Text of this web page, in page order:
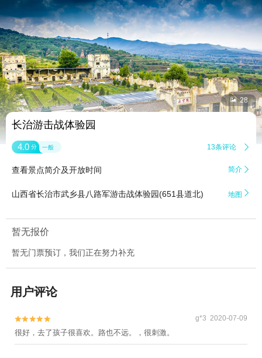
 28
长治游击战体验园
4.0 分 一般 13条评论 
查看景点简介及开放时间 简介 
山西省长治市武乡县八路军游击战体验园(651县道北) 地图 
暂无报价
暂无门票预订，我们正在努力补充
用户评论

 g*3 2020-07-09
很好，去了孩子很喜欢。路也不远。，很刺激。